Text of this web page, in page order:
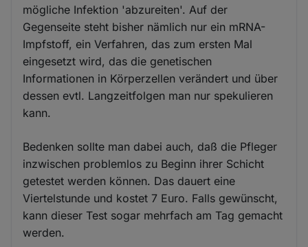
mögliche Infektion 'abzureiten'. Auf der
Gegenseite steht bisher nämlich nur ein mRNA-
Impfstoff, ein Verfahren, das zum ersten Mal
eingesetzt wird, das die genetischen
Informationen in Körperzellen verändert und über
dessen evtl. Langzeitfolgen man nur spekulieren
kann.
Bedenken sollte man dabei auch, daß die Pfleger
inzwischen problemlos zu Beginn ihrer Schicht
getestet werden können. Das dauert eine
Viertelstunde und kostet 7 Euro. Falls gewünscht,
kann dieser Test sogar mehrfach am Tag gemacht
werden.